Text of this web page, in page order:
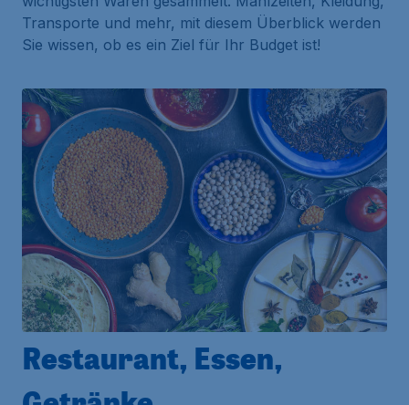
Transporte und mehr, mit diesem Überblick werden
Sie wissen, ob es ein Ziel für Ihr Budget ist!
Restaurant, Essen,